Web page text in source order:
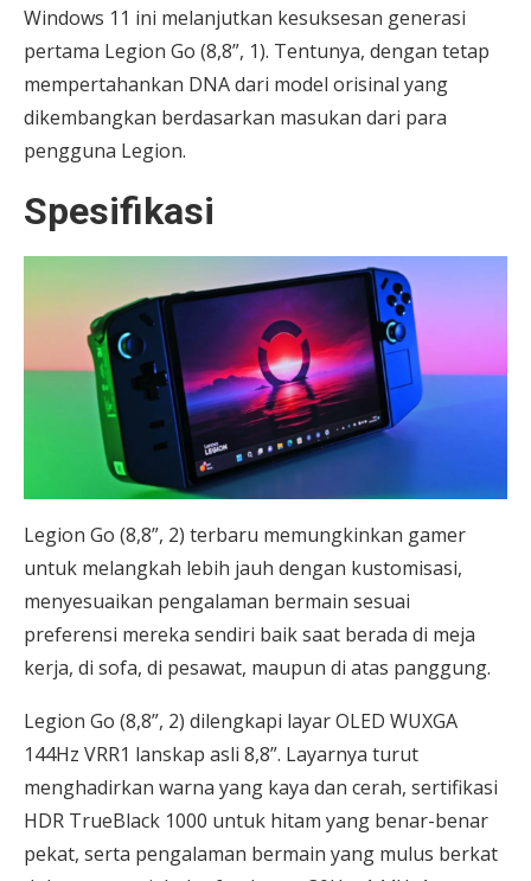
Windows 11 ini melanjutkan kesuksesan generasi
pertama Legion Go (8,8”, 1). Tentunya, dengan tetap
mempertahankan DNA dari model orisinal yang
dikembangkan berdasarkan masukan dari para
pengguna Legion.
Spesifikasi
Legion Go (8,8”, 2) terbaru memungkinkan gamer
untuk melangkah lebih jauh dengan kustomisasi,
menyesuaikan pengalaman bermain sesuai
preferensi mereka sendiri baik saat berada di meja
kerja, di sofa, di pesawat, maupun di atas panggung.
Legion Go (8,8”, 2) dilengkapi layar OLED WUXGA
144Hz VRR1 lanskap asli 8,8”. Layarnya turut
menghadirkan warna yang kaya dan cerah, sertifikasi
HDR TrueBlack 1000 untuk hitam yang benar-benar
pekat, serta pengalaman bermain yang mulus berkat